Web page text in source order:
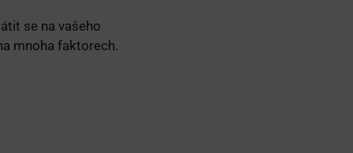
se na vašeho
mnoha faktorech.